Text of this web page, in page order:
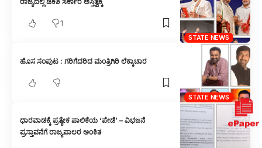
STATE NEWS
1
STATE NEWS
ಹೊಸ ಸಂಪುಟ : ಗರಿಗೆದರಿದ ಮಂತ್ರಿಗಿರಿ ಲೆಕ್ಕಾಚಾರ
ಧಾರವಾಡಕ್ಕೆ ಪ್ರತ್ಯೇಕ ಪಾಲಿಕೆಯ ‘ಪೇಡೆ’ – ವಿಭಜನೆ
ಪ್ರಸ್ತಾವನೆಗೆ ರಾಜ್ಯಪಾಲರ ಅಂಕಿತ